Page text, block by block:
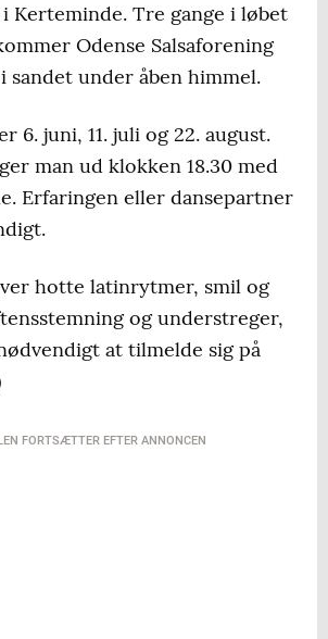
Kerteminde. Tre gange i løbet
Odense Salsaforening
sandet under åben himmel.
6. juni, 11. juli og 22. august.
man ud klokken 18.30 med
Erfaringen eller dansepartner
hotte latinrytmer, smil og
og understreger,
at tilmelde sig på
FORTSÆTTER EFTER ANNONCEN